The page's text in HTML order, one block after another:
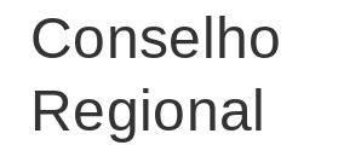
Conselho
Regional